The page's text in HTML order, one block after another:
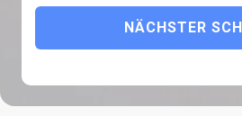
NÄCHSTER